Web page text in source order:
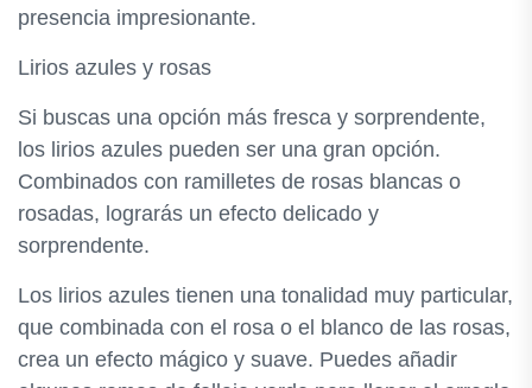
presencia impresionante.
Lirios azules y rosas
Si buscas una opción más fresca y sorprendente,
los lirios azules pueden ser una gran opción.
Combinados con ramilletes de rosas blancas o
rosadas, lograrás un efecto delicado y
sorprendente.
Los lirios azules tienen una tonalidad muy particular,
que combinada con el rosa o el blanco de las rosas,
crea un efecto mágico y suave. Puedes añadir